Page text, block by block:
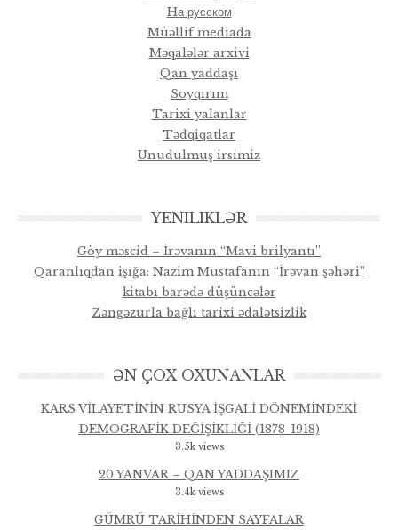
Hа русском
Müəllif mediada
Məqalələr arxivi
Qan yaddaşı
Soyqırım
Tarixi yalanlar
Tədqiqatlar
Unudulmuş irsimiz
YENILIKLƏR
Göy məscid – İrəvanın “Mavi brilyantı”
Qaranlıqdan işığa: Nazim Mustafanın “İrəvan şəhəri”
kitabı barədə düşüncələr
Zəngəzurla bağlı tarixi ədalətsizlik
ƏN ÇOX OXUNANLAR
KARS VİLAYETİNİN RUSYA İŞGALİ DÖNEMİNDEKİ
DEMOGRAFİK DEĞİŞİKLİĞİ (1878-1918)
3.5k views
20 YANVAR – QAN YADDAŞIMIZ
3.4k views
GÜMRÜ TARİHİNDEN SAYFALAR